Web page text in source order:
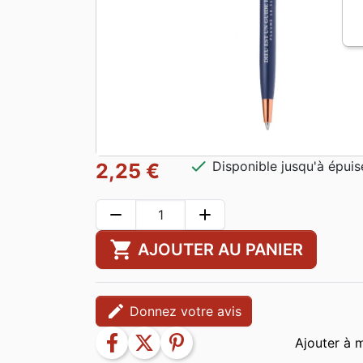
2,25 € check Disponible jusqu'à
remove add
shopping_cart AJOUTER AU PANIER
edit Donnez votre avis
facebook twitter pinterest